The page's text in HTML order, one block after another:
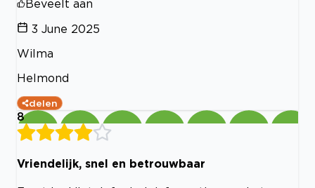
Beveelt aan
3 June 2025
Wilma
Helmond
delen
8
Vriendelijk, snel en betrouwbaar